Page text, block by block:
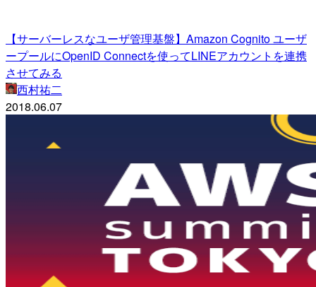
【サーバーレスなユーザ管理基盤】Amazon Cognito ユーザ
ープールにOpenID Connectを使ってLINEアカウントを連携
させてみる
西村祐二
2018.06.07